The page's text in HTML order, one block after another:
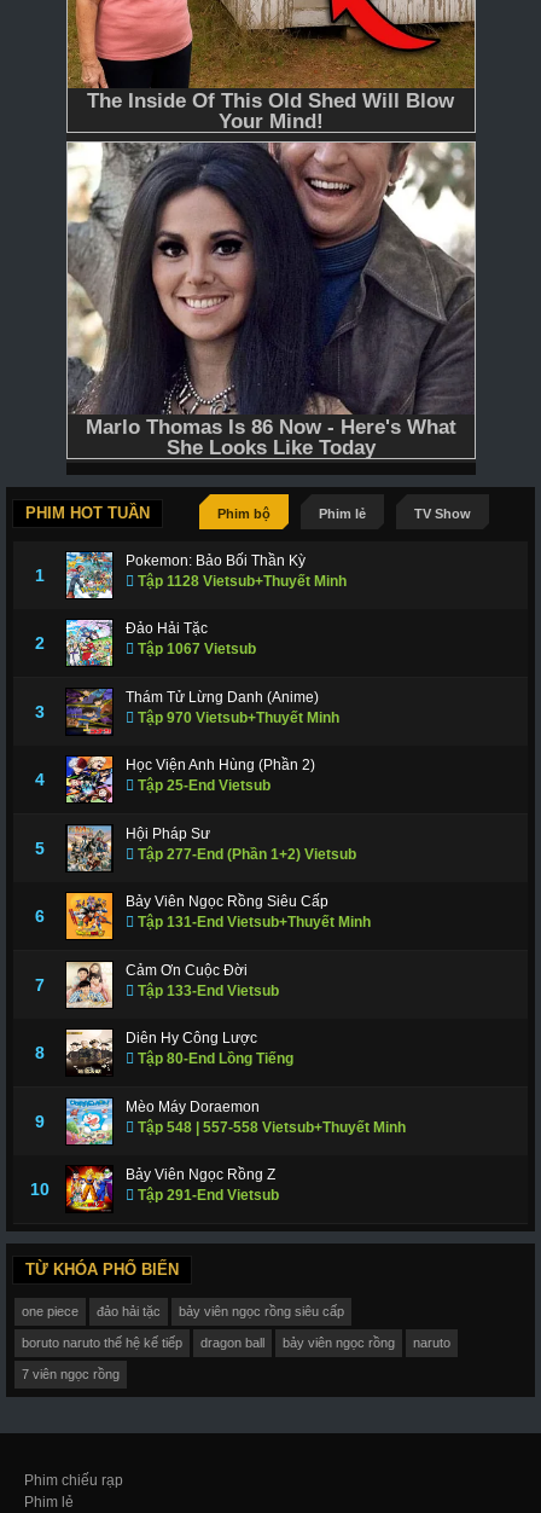
PHIM HOT TUẦN Phim bộ Phim lẻ TV Show
1
Pokemon: Bảo Bối Thần Kỳ
Tập 1128 Vietsub+Thuyết Minh
2
Đảo Hải Tặc
Tập 1067 Vietsub
3
Thám Tử Lừng Danh (Anime)
Tập 970 Vietsub+Thuyết Minh
4
Học Viện Anh Hùng (Phần 2)
Tập 25-End Vietsub
5
Hội Pháp Sư
Tập 277-End (Phần 1+2) Vietsub
6
Bảy Viên Ngọc Rồng Siêu Cấp
Tập 131-End Vietsub+Thuyết Minh
7
Cảm Ơn Cuộc Đời
Tập 133-End Vietsub
8
Diên Hy Công Lược
Tập 80-End Lồng Tiếng
9
Mèo Máy Doraemon
Tập 548 | 557-558 Vietsub+Thuyết Minh
10
Bảy Viên Ngọc Rồng Z
Tập 291-End Vietsub
TỪ KHÓA PHỔ BIẾN
one piece đảo hải tặc bảy viên ngọc rồng siêu cấp
boruto naruto thế hệ kế tiếp dragon ball bảy viên ngọc rồng naruto
7 viên ngọc rồng
Phim chiếu rạp
Phim lẻ